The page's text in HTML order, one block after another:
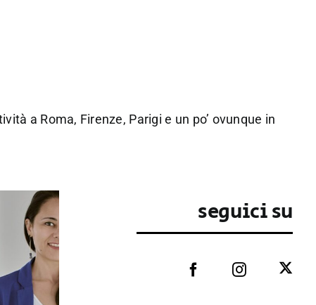
a Roma, Firenze, Parigi e un po’ ovunque in
seguici su